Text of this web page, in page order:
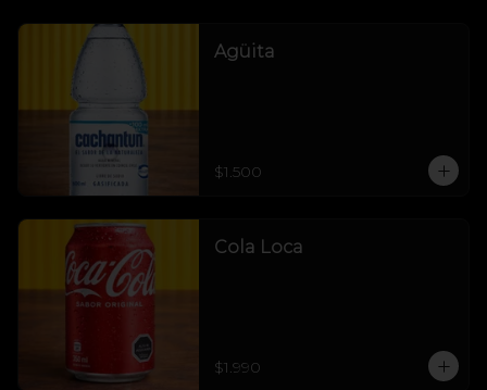
Agüita
$1.500
Cola Loca
$1.990